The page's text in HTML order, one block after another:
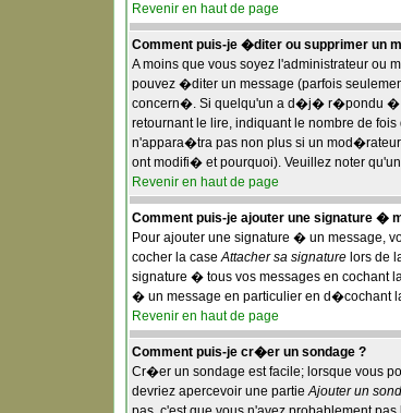
Revenir en haut de page
Comment puis-je �diter ou supprimer un
A moins que vous soyez l'administrateur ou
pouvez �diter un message (parfois
concern�. Si quelqu'un a d�j� r�pondu �
retournant le lire, indiquant le nombre de
n'appara�tra pas non plus si un
ont modifi� et pourquoi). Veuillez noter
Revenir en haut de page
Comment puis-je ajouter une signature �
Pour ajouter une signature � un message,
cocher la caseAttacher sa signature lors de
signature � tous vos messages en cochant
� un message en particulier en d�cochant
Revenir en haut de page
Comment puis-je cr�er un sondage ?
Cr�er un sondage est facile; lorsque vous
devriez apercevoir une partieAjouter un